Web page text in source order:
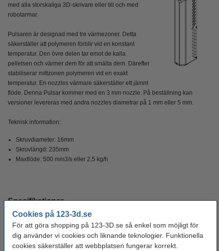
Cookies på 123-3d.se
För att göra shopping på 123-3D.se så enkel som möjligt för
dig använder vi cookies och liknande teknologier. Funktionella
cookies säkerställer att webbplatsen fungerar korrekt.
med alla storskaliga 3D-skrivare eller till och med
robotarmar.
Pulsaren är designad med tre värmezoner. Detta
säkerställer att polymeren förblir vid en konstant
temperatur. Den övre delen tar emot de kalla
pelletsen och värmer dem för att smälta dem. Därefter
stabiliserar mittzonen polymeren vid en exakt
temperatur. En nozzles värmare säkerställer ett jämnt
flöde. Denna Pulsar kommer med en 3 mm nozzle. På beställning kan
versioner levereras med andra nozzles diametrar på 1 mm eller 5 mm.
Teknisk information:
Skruvdiameter: 16mm
Skruvlängd: 235mm
Maxflöde: 500 mm3/s eller 2,5 kg/h
Specifikationer
Effektvärde: 1.100 W
Max rpm: 100 rpm